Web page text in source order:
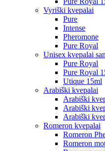
Vyriški kvepalai
Pure
Intense
Pheromone
Pure Royal
Unisex kvepalai
Pure Royal
Pure Royal
Utique 15ml
Arabiški kvepalai
Arabiški
Arabiški
Arabiški
Romeron kvepalai
Romeron
Romeron